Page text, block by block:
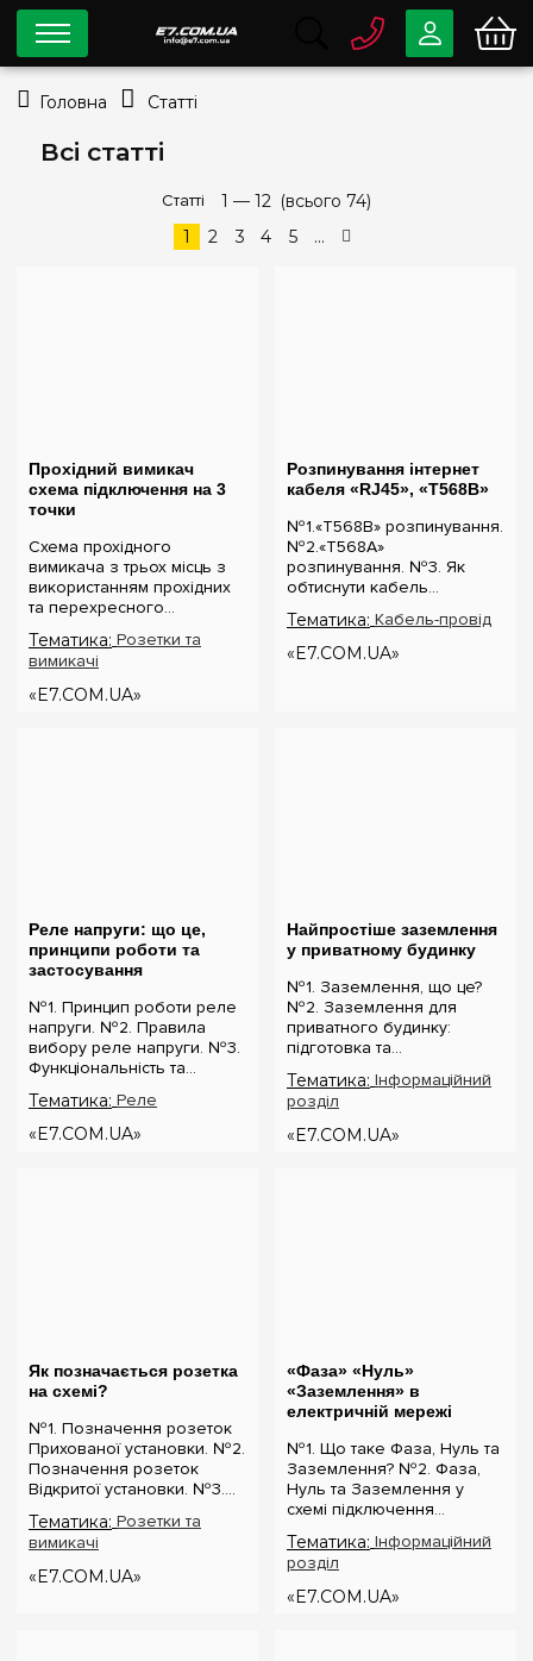
Всі статті
Статті 1 — 12 (всього 74)
1
2 3 4 5 ...
Прохідний вимикач
схема підключення на 3
точки
Схема прохідного
вимикача з трьох місць з
використанням прохідних
та перехресного
схеми прохідних вимикачів
з трьох точок будуть
потрібні наступні вимикачі:
Тематика: Розетки та
вимикачі
«E7.COM.UA»
Розпинування інтернет
кабеля «RJ45», «T568B»
№1.«T568B» розпинування.
№2.«T568A»
розпинування. №3. Як
обтиснути кабель
розпинування інтернет
кабелю Порядок проводів
Тематика: Кабель-провід
«E7.COM.UA»
Реле напруги: що це,
принципи роботи та
застосування
№1. Принцип роботи реле
напруги. №2. Правила
вибору реле напруги. №3.
Функціональність та
налаштування реле
напруги. №4. Керування
реле напруги через Wi-Fi.
Тематика: Реле
«E7.COM.UA»
Найпростіше заземлення
у приватному будинку
№1. Заземлення, що це?
№2. Заземлення для
приватного будинку:
підготовка та
встановлення.
Заземлення – це система,
яка забезпечує безпеку
від електричних загроз. В
Тематика: Інформаційний
розділ
«E7.COM.UA»
Як позначається розетка
на схемі?
№1. Позначення розеток
Прихованої установки. №2.
Позначення розеток
Відкритої установки. №3.
вологозахищених розеток
IP 44-55. Умовні
позначення розеток
Тематика: Розетки та
вимикачі
«E7.COM.UA»
«Фаза» «Нуль»
«Заземлення» в
електричній мережі
№1. Що таке Фаза, Нуль та
Заземлення? №2. Фаза,
Нуль та Заземлення у
схемі підключення
кольорового маркування
Фази, Нуля та Заземлення
в Україні. №4. Визначення
Тематика: Інформаційний
розділ
«E7.COM.UA»
Viber Telegram
Головна Статті